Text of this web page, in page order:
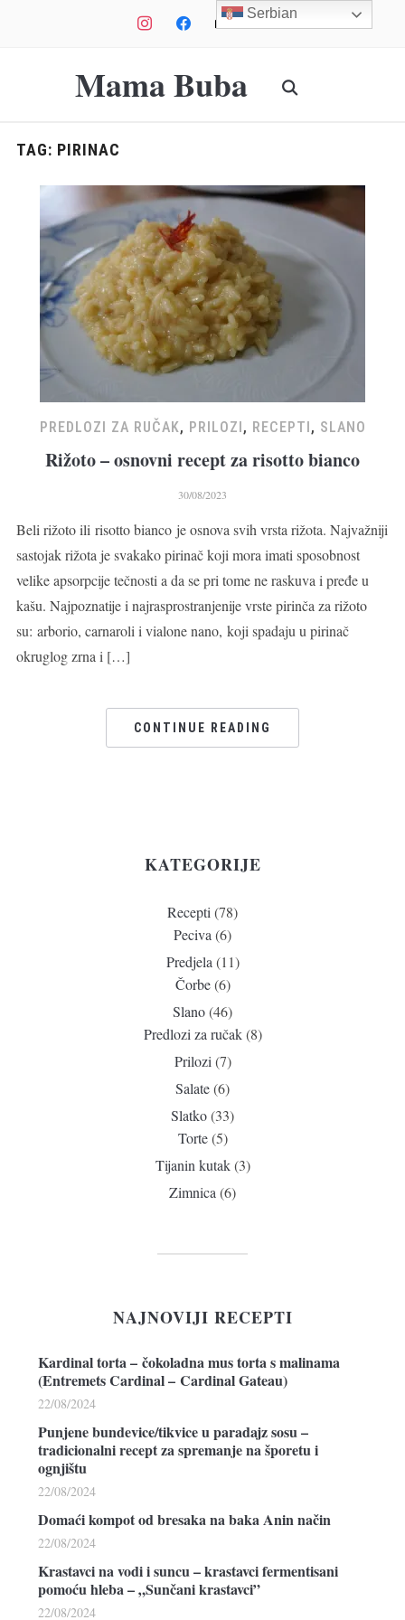
instagramfacebook mail youtube
Mama Buba
TAG: PIRINAC
PREDLOZI ZA RUČAK, PRILOZI, RECEPTI, SLANO
Rižoto – osnovni recept za risotto bianco
30/08/2023
Beli rižoto ili risotto bianco je osnova svih vrsta rižota. Najvažniji
sastojak rižota je svakako pirinač koji mora imati sposobnost
velike apsorpcije tečnosti a da se pri tome ne raskuva i pređe u
kašu. Najpoznatije i najrasprostranjenije vrste pirinča za rižoto
su: arborio, carnaroli i vialone nano, koji spadaju u pirinač
okruglog zrna i […]
CONTINUE READING
KATEGORIJE
Recepti (78)
Peciva (6)
Predjela (11)
Čorbe(6)
Slano(46)
Predlozi za ručak(8)
Prilozi (7)
Salate(6)
Slatko(33)
Torte(5)
Tijanin kutak(3)
Zimnica (6)
NAJNOVIJI RECEPTI
Kardinal torta – čokoladna mus torta s malinama
(Entremets Cardinal – Cardinal Gateau)
22/08/2024
Punjene bundevice/tikvice u paradajz sosu –
tradicionalni recept za spremanje na šporetu i
ognjištu
22/08/2024
Domaći kompot od bresaka na baka Anin način
22/08/2024
Krastavci na vodi i suncu – krastavci fermentisani
pomoću hleba – „Sunčani krastavci”
22/08/2024
Serbian